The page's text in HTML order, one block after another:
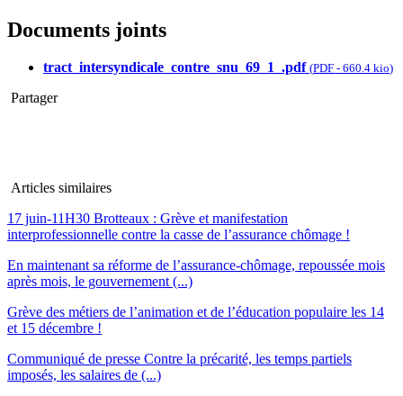
Documents joints
tract_intersyndicale_contre_snu_69_1_.pdf (PDF - 660.4 kio)
Partager
Articles similaires
17 juin-11H30 Brotteaux : Grève et manifestation
interprofessionnelle contre la casse de l’assurance chômage !
En maintenant sa réforme de l’assurance-chômage, repoussée mois
après mois, le gouvernement (...)
Grève des métiers de l’animation et de l’éducation populaire les 14
et 15 décembre !
Communiqué de presse Contre la précarité, les temps partiels
imposés, les salaires de (...)